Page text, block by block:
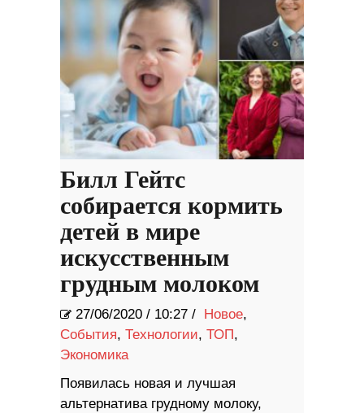
Билл Гейтс
собирается кормить
детей в мире
искусственным
грудным молоком
27/06/2020 / 10:27 / Новое,
События, Технологии, ТОП,
Экономика
Появилась новая и лучшая
альтернатива грудному молоку,